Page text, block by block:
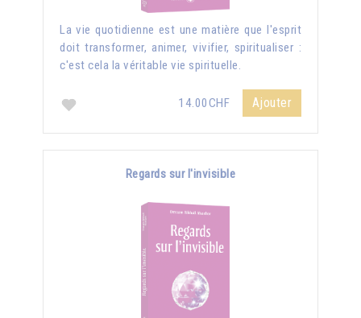
La vie quotidienne est une matière que l'esprit
doit transformer, animer, vivifier, spiritualiser :
c'est cela la véritable vie spirituelle.
14.00CHF Ajouter
Regards sur l'invisible